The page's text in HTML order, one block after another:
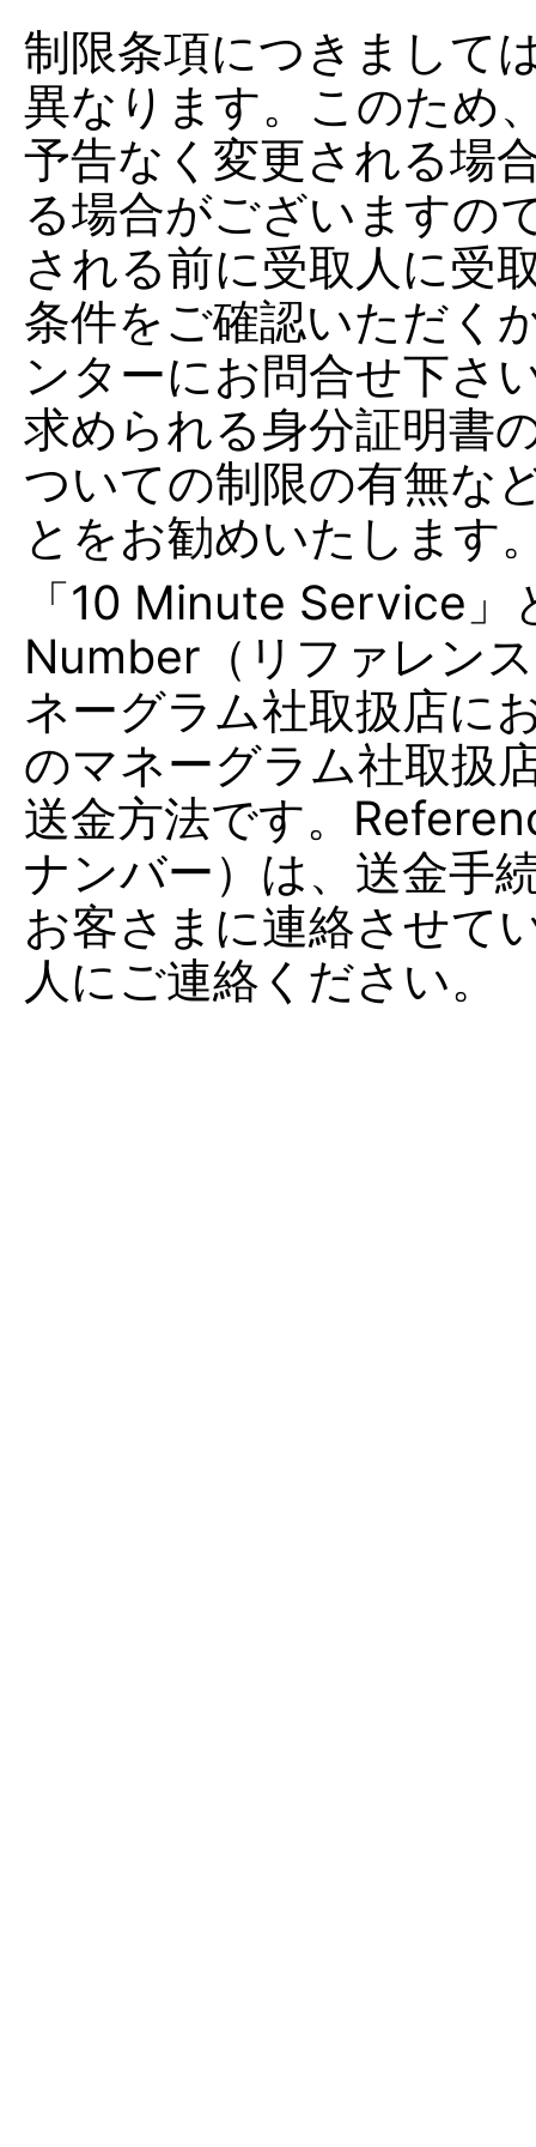
制限条項につきまして
異なります。このため
予告なく変更される場
る場合がございますの
される前に受取人に受
条件をご確認いただく
ンターにお問合せ下さ
求められる身分証明書
ついての制限の有無な
とをお勧めいたします
「10 Minute Service
Number（リファレン
ネーグラム社取扱店に
のマネーグラム社取扱
送金方法です。
ナンバー）は、送金手
お客さまに連絡させて
人にご連絡ください。